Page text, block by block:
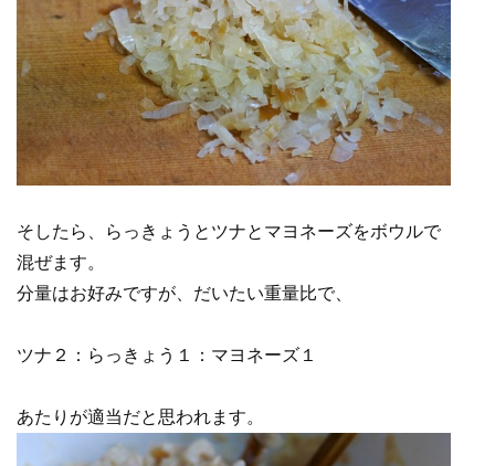
そしたら、らっきょうとツナとマヨネーズをボウルで
混ぜます。
分量はお好みですが、だいたい重量比で、
ツナ２：らっきょう１：マヨネーズ１
あたりが適当だと思われます。